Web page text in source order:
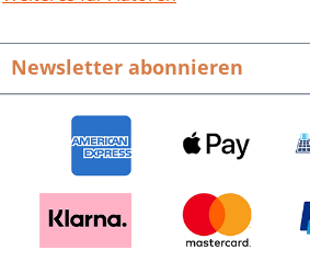
Newsletter abonnieren